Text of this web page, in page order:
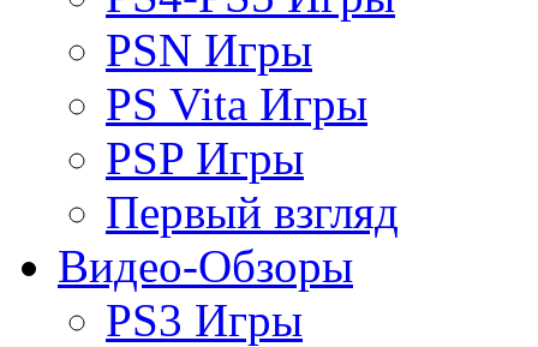
PSN Игры
PS Vita Игры
PSP Игры
Первый взгляд
Видео-Обзоры
PS3 Игры